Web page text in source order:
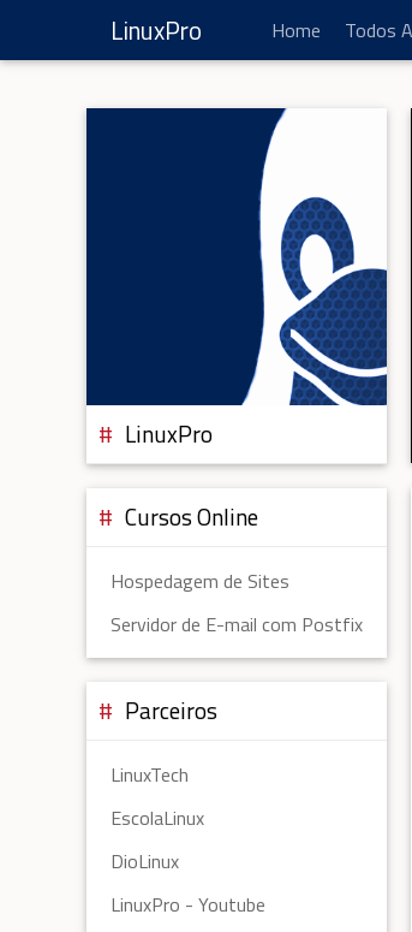
LinuxPro Home Todos
LinuxPro
Cursos Online
Hospedagem de Sites
Servidor de E-mail com Postfix
Parceiros
LinuxTech
EscolaLinux
DioLinux
LinuxPro - Youtube